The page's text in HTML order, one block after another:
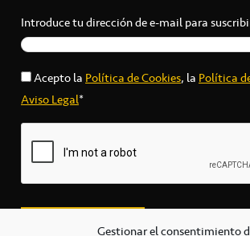
Gestionar el consentimiento
Introduce tu dirección de e-mail para
Acepto laPolítica de Cookies, laPolítica
Aviso Legal*